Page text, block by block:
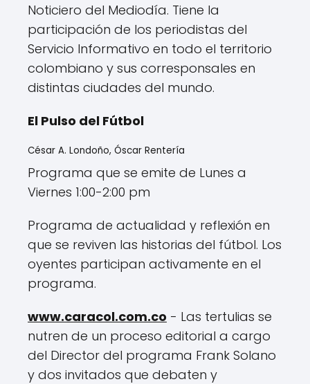
Noticiero del Mediodía. Tiene la
participación de los periodistas del
Servicio Informativo en todo el territorio
colombiano y sus corresponsales en
distintas ciudades del mundo.
El Pulso del Fútbol
César A. Londoño, Óscar Rentería
Programa que se emite de Lunes a
Viernes 1:00-2:00 pm
Programa de actualidad y reflexión en
que se reviven las historias del fútbol. Los
oyentes participan activamente en el
programa.
www.caracol.com.co - Las tertulias se
nutren de un proceso editorial a cargo
del Director del programa Frank Solano
y dos invitados que debaten y